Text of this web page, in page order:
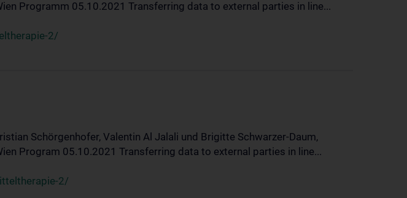
Programm 05.10.2021 Transferring data to external parties in line...
2/
Schörgenhofer, Valentin Al Jalali und Brigitte Schwarzer-Daum,
Program 05.10.2021 Transferring data to external parties in line...
2/